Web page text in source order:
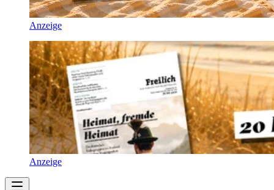
Anzeige
Anzeige